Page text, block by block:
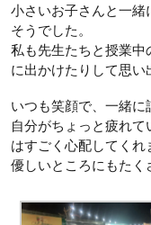
小さいお子さんと一緒
そうでした。
私も先生たちと授業中
に出かけたりして思い
いつも笑顔で、一緒に
自分がちょっと疲れ
はすごく心配してくれ
優しいところにもたく